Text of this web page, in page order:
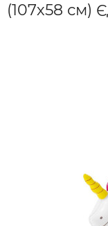
(107х58 см)